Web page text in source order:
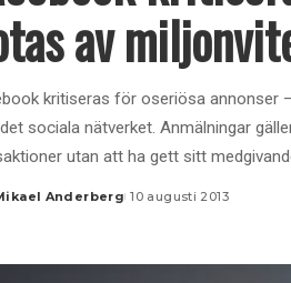
av
kritiseras för oseriösa annonser
sociala nätverket. Anmälningar
utan att ha gett sitt
Anderberg 10 augusti 2013